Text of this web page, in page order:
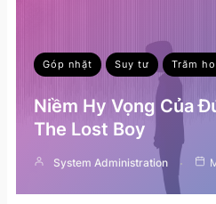
Góp nhặt Suy tư Trăm
Niềm Hy Vọng Của
The Lost Boy
System Administration